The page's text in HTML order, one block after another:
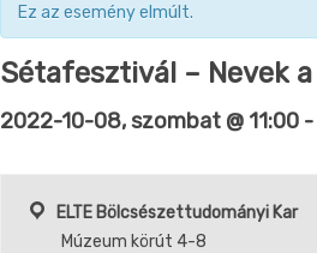
Ez az esemény elmúlt.
Sétafesztivál – Nevek
2022-10-08, szombat @ 11:00 -
ELTE Bölcsészettudományi Kar
Múzeum körút 4-8